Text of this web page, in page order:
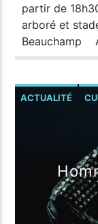
partir de
arboré et
Beauchamp
ACTUALITÉ
ENGHIEN-LES-